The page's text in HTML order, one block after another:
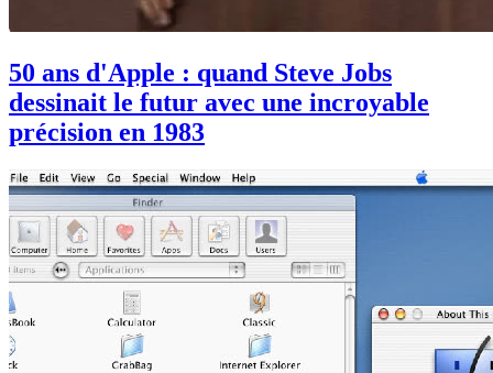
50 ans d'Apple : quand Steve Jobs
dessinait le futur avec une incroyable
précision en 1983